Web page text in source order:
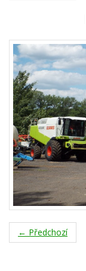
← Předchozí